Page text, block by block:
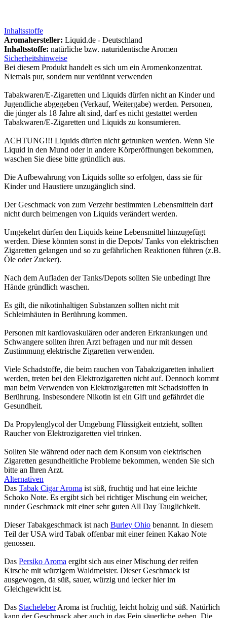
Inhaltsstoffe
Aromahersteller: Liquid.de - Deutschland
Inhaltsstoffe: natürliche bzw. naturidentische Aromen
Sicherheitshinweise
Bei diesem Produkt handelt es sich um ein Aromenkonzentrat.
Niemals pur, sondern nur verdünnt verwenden
Tabakwaren/E-Zigaretten und Liquids dürfen nicht an Kinder und
Jugendliche abgegeben (Verkauf, Weitergabe) werden. Personen,
die jünger als 18 Jahre alt sind, darf es nicht gestattet werden
Tabakwaren/E-Zigaretten und Liquids zu konsumieren.
ACHTUNG!!! Liquids dürfen nicht getrunken werden. Wenn Sie
Liquid in den Mund oder in andere Körperöffnungen bekommen,
waschen Sie diese bitte gründlich aus.
Die Aufbewahrung von Liquids sollte so erfolgen, dass sie für
Kinder und Haustiere unzugänglich sind.
Der Geschmack von zum Verzehr bestimmten Lebensmitteln darf
nicht durch beimengen von Liquids verändert werden.
Umgekehrt dürfen den Liquids keine Lebensmittel hinzugefügt
werden. Diese könnten sonst in die Depots/ Tanks von elektrischen
Zigaretten gelangen und so zu gefährlichen Reaktionen führen (z.B.
Öle oder Zucker).
Nach dem Aufladen der Tanks/Depots sollten Sie unbedingt Ihre
Hände gründlich waschen.
Es gilt, die nikotinhaltigen Substanzen sollten nicht mit
Schleimhäuten in Berührung kommen.
Personen mit kardiovaskulären oder anderen Erkrankungen und
Schwangere sollten ihren Arzt befragen und nur mit dessen
Zustimmung elektrische Zigaretten verwenden.
Viele Schadstoffe, die beim rauchen von Tabakzigaretten inhaliert
werden, treten bei den Elektrozigaretten nicht auf. Dennoch kommt
man beim Verwenden von Elektrozigaretten mit Schadstoffen in
Berührung. Insbesondere Nikotin ist ein Gift und gefährdet die
Gesundheit.
Da Propylenglycol der Umgebung Flüssigkeit entzieht, sollten
Raucher von Elektrozigaretten viel trinken.
Sollten Sie während oder nach dem Konsum von elektrischen
Zigaretten gesundheitliche Probleme bekommen, wenden Sie sich
bitte an Ihren Arzt.
Alternativen
Das Tabak Cigar Aroma ist süß, fruchtig und hat eine leichte
Schoko Note. Es ergibt sich bei richtiger Mischung ein weicher,
runder Geschmack mit einer sehr guten All Day Tauglichkeit.
Dieser Tabakgeschmack ist nach Burley Ohio benannt. In diesem
Teil der USA wird Tabak offenbar mit einer feinen Kakao Note
genossen.
Das Persiko Aroma ergibt sich aus einer Mischung der reifen
Kirsche mit würzigem Waldmeister. Dieser Geschmack ist
ausgewogen, da süß, sauer, würzig und lecker hier im
Gleichgewicht ist.
Das StacheleberAroma ist fruchtig, leicht holzig und süß. Natürlich
kann der Geschmack aber auch in das Fein säuerliche gehen. Die